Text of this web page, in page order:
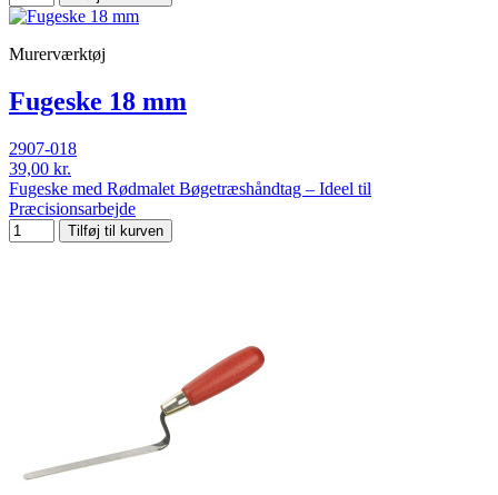
Murerværktøj
Fugeske 18 mm
2907-018
39,00 kr.
Fugeske med Rødmalet Bøgetræshåndtag – Ideel til
Præcisionsarbejde
Tilføj til kurven